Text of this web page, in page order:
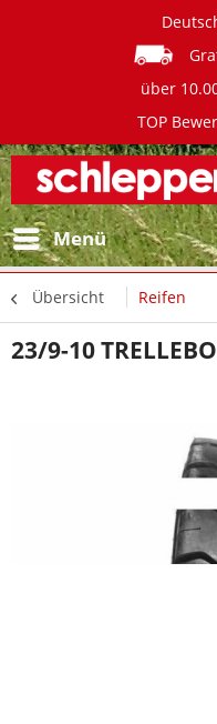
über
TOP
Menü
Übersicht Reifen
23/9-10